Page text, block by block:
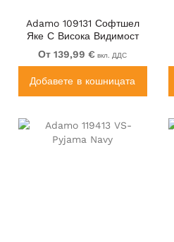
Adamo 109131 Софтшел
Яке С Висока Видимост
Жълто
От 139,99 € вкл. ДДС
Добавете в кошницата